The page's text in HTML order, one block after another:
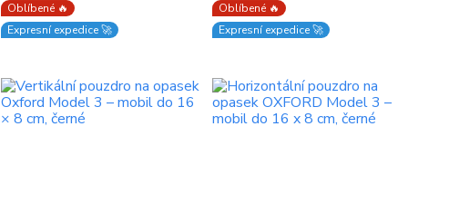
Oblíbené 🔥
Expresní expedice 🚀
Oblíbené 🔥
Expresní expedice 🚀